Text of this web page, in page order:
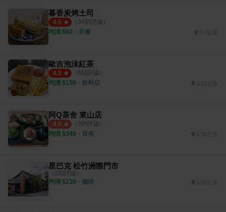
暮香炭烤土司
4.5 （ 34則評論）
均消 $60 ・ 早餐
歐吉泡沫紅茶
4.5 （ 6則評論）
均消 $150 ・ 飲料店
阿Q茶舍 東山店
4.0 （ 3則評論）
均消 $340 ・ 宵夜 4.35公里
星巴克 松竹洲際門市
（ 2則評論）
均消 $230 ・ 咖啡 1.59公里